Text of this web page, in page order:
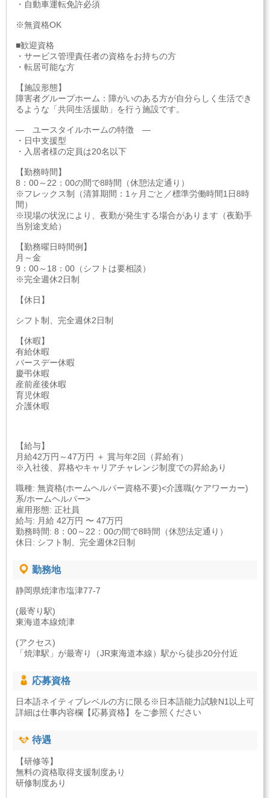
・自動車運転免許必須
※無資格OK
■歓迎資格
・サービス管理責任者の資格をお持ちの方
・転居可能な方
【施設形態】
障害者グループホーム：障がいのある方が自分らしく生活でき
るような「共同生活援助」を行う施設です。
― ユースタイルホームの特徴 ―
・日中支援型
・入居者様の定員は20名以下
【勤務時間】
8：00～22：00の間で8時間（休憩法定通り）
※フレックス制（清算期間：1ヶ月ごと／標準労働時間1日8時
間）
※現場の状況により、夜勤が発生する場合があります（夜勤手
当別途支給）
【勤務曜日時間例】
月～金
9：00～18：00（シフトは要相談）
※完全週休2日制
【休日】
シフト制、完全週休2日制
【休暇】
有給休暇
バースデー休暇
慶弔休暇
産前産後休暇
育児休暇
介護休暇
【給与】
月給42万円～47万円 ＋ 賞与年2回（昇給有）
※入社後、昇格やキャリアチャレンジ制度での昇給あり
職種: 無資格(ホームヘルパー資格不要)<介護職(ケアワーカー)
系/ホームヘルパー>
雇用形態: 正社員
給与: 月給 42万円 〜 47万円
勤務時間: 8：00～22：00の間で8時間（休憩法定通り）
休日: シフト制、完全週休2日制
勤務地
静岡県焼津市塩津77-7
(最寄り駅)
東海道本線焼津
(アクセス)
「焼津駅」が最寄り（JR東海道本線）駅から徒歩20分付近
応募資格
日本語ネイティブレベルの方に限る※日本語能力試験N1以上可
詳細は仕事内容欄【応募資格】をご参照ください
待遇
【研修等】
無料の資格取得支援制度あり
研修制度あり